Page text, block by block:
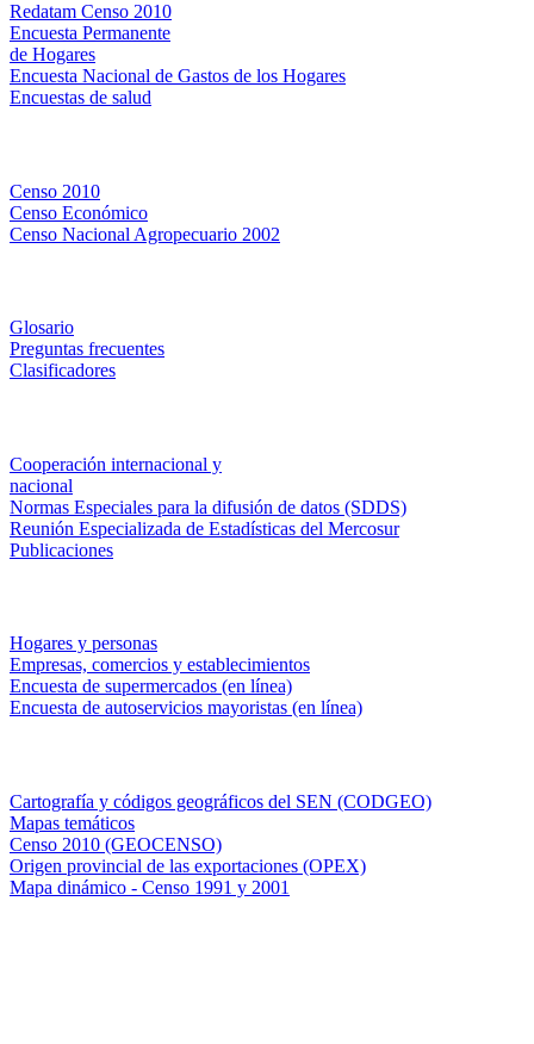
Redatam Censo 2010
Encuesta Permanente
de Hogares
Encuesta Nacional de Gastos de los Hogares
Encuestas de salud
Censo 2010
Censo Económico
Censo Nacional Agropecuario 2002
Glosario
Preguntas frecuentes
Clasificadores
Cooperación internacional y
nacional
Normas Especiales para la difusión de datos (SDDS)
Reunión Especializada de Estadísticas del Mercosur
Publicaciones
Hogares y personas
Empresas, comercios y establecimientos
Encuesta de supermercados (en línea)
Encuesta de autoservicios mayoristas (en línea)
Cartografía y códigos geográficos del SEN (CODGEO)
Mapas temáticos
Censo 2010 (GEOCENSO)
Origen provincial de las exportaciones (OPEX)
Mapa dinámico - Censo 1991 y 2001